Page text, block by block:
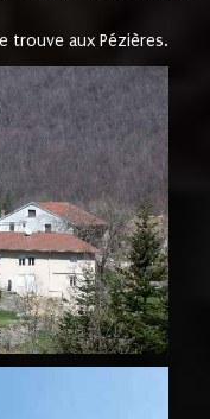
trouve aux Pézières.